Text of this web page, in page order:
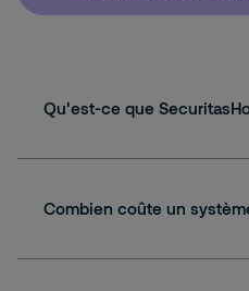
Qu'est-ce que
Combien coûte un